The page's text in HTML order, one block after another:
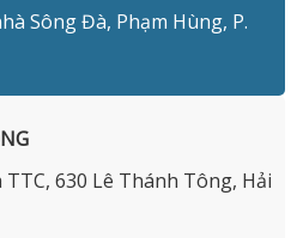
Sông Đà, Phạm Hùng, P.
630 Lê Thánh Tông, Hải